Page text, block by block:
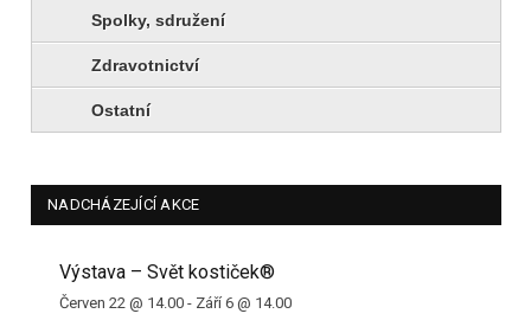
Spolky, sdružení
Zdravotnictví
Ostatní
NADCHÁZEJÍCÍ AKCE
Výstava – Svět kostiček®
Červen 22 @ 14.00 - Září 6 @ 14.00